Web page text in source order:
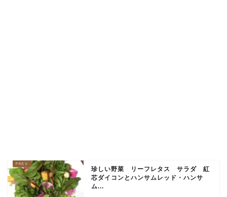
珍しい野菜 リーフレタス サラダ 紅
芯ダイコンとハンサムレッド・ハンサ
ム...